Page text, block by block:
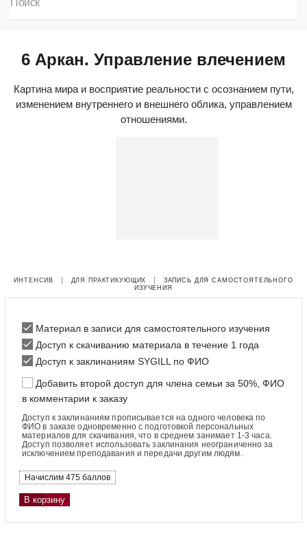
6 Аркан. Управление влечением
Картина мира и восприятие реальности с осознанием пути,
изменением внутреннего и внешнего облика, управлением
отношениями.
ИНТЕНСИВ ┊ ДЛЯ ПРАКТИКУЮЩИХ ┊ ЗАПИСЬ ДЛЯ САМОСТОЯТЕЛЬНОГО
ИЗУЧЕНИЯ
Материал в записи для самостоятельного изучения
Доступ к скачиванию материала в течение 1 года
Доступ к заклинаниям SYGILL по ФИО
Добавить второй доступ для члена семьи за 50%, ФИО
в комментарии к заказу
Доступ к заклинаниям прописывается на одного человека по
ФИО в заказе одновременно с подготовкой персональных
материалов для скачивания, что в среднем занимает 1-3 часа.
Доступ позволяет использовать заклинания неограниченно за
исключением преподавания и передачи другим людям.
Начислим 475 баллов
Количество
В корзину